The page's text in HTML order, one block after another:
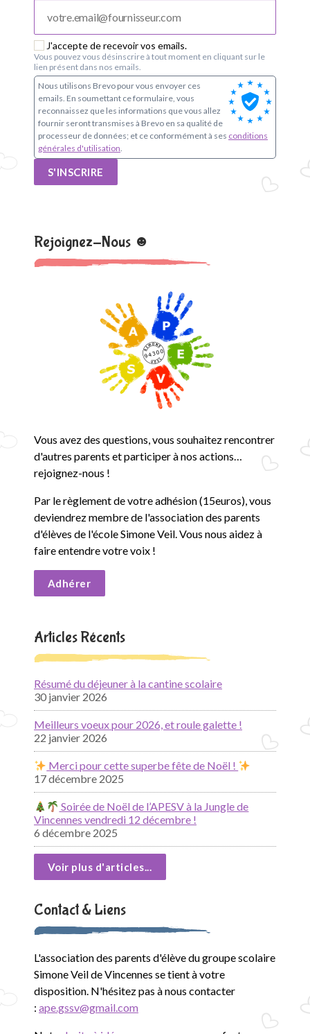
J'accepte de recevoir vos emails.
Vous pouvez vous désinscrire à tout moment en cliquant sur le
lien présent dans nos emails.
Nous utilisons Brevo pour vous envoyer ces
emails. En soumettant ce formulaire, vous
reconnaissez que les informations que vous allez
fournir seront transmises à Brevo en sa qualité de
processeur de données; et ce conformément à ses conditions
générales d'utilisation.
S'INSCRIRE
Rejoignez-Nous ☻
Vous avez des questions, vous souhaitez rencontrer
d'autres parents et participer à nos actions…
rejoignez-nous !
Par le règlement de votre adhésion (15euros), vous
deviendrez membre de l'association des parents
d'élèves de l'école Simone Veil. Vous nous aidez à
faire entendre votre voix !
Adhérer
Articles Récents
Résumé du déjeuner à la cantine scolaire
30 janvier 2026
Meilleurs voeux pour 2026, et roule galette !
22 janvier 2026
Merci pour cette superbe fête de Noël !
17 décembre 2025
Soirée de Noël de l’APESV à la Jungle de
Vincennes vendredi 12 décembre !
6 décembre 2025
Voir plus d'articles...
Contact & Liens
L'association des parents d'élève du groupe scolaire
Simone Veil de Vincennes se tient à votre
disposition. N'hésitez pas à nous contacter
: ape.gssv@gmail.com